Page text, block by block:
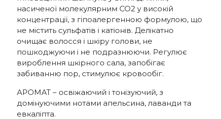
насиченої молекулярним СО2 у високій
концентрації, з гіпоалергенною формулою, що
не містить сульфатів і катіонів. Делікатно
очищає волосся і шкіру голови, не
пошкоджуючи і не подразнюючи. Регулює
вироблення шкірного сала, запобігає
забиванню пор, стимулює кровообіг.
АРОМАТ – освіжаючий і тонізуючий, з
домінуючими нотами апельсина, лаванди та
евкаліпта.